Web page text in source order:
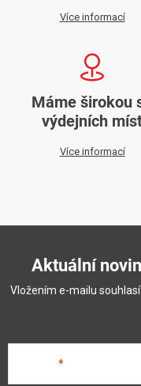
Více informací
Máme širokou
výdejních
Více informací
Aktuální
Vložením e-mailu